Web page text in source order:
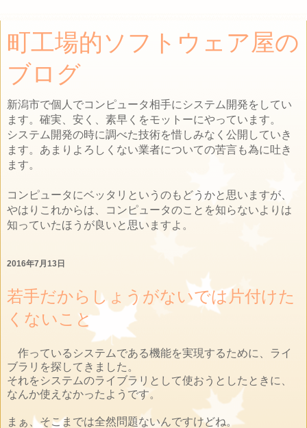
町工場的ソフトウェア屋の
ブログ
新潟市で個人でコンピュータ相手にシステム開発をしてい
ます。確実、安く、素早くをモットーにやっています。
システム開発の時に調べた技術を惜しみなく公開していき
ます。あまりよろしくない業者についての苦言も為に吐き
ます。
コンピュータにベッタリというのもどうかと思いますが、
やはりこれからは、コンピュータのことを知らないよりは
知っていたほうが良いと思いますよ。
2016年7月13日
若手だからしょうがないでは片付けた
くないこと
作っているシステムである機能を実現するために、ライ
ブラリを探してきました。
それをシステムのライブラリとして使おうとしたときに、
なんか使えなかったようです。
まぁ、そこまでは全然問題ないんですけどね。